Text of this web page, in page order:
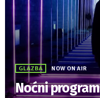
GLAZBA NOW ON AIR
Noćni program